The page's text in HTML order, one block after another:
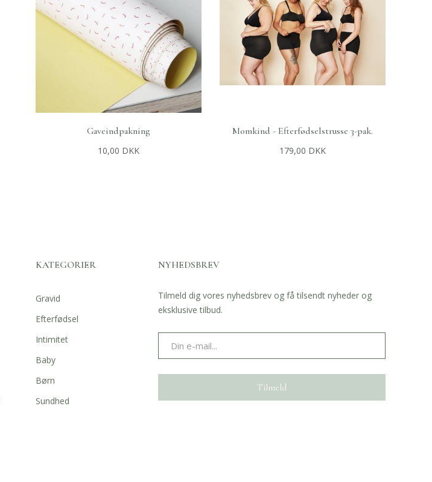
TILFØJ TIL KURV
Gaveindpakning
10,00 DKK
+VÆLG MULIGHEDER
Momkind - Efterfødselstrusse 3-pak.
179,00 DKK
KATEGORIER
Gravid
Efterfødsel
Intimitet
Baby
Børn
Sundhed
NYHEDSBREV
Tilmeld dig vores nyhedsbrev og få tilsendt nyheder og
eksklusive tilbud.
Tilmeld